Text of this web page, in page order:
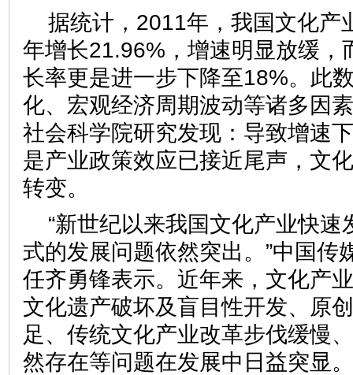
据统计，2011年，我国文化产
年增长21.96%，增速明显放缓，
长率更是进一步下降至18%。此
化、宏观经济周期波动等诸多因
社会科学院研究发现：导致增速
是产业政策效应已接近尾声，文
转变。
“新世纪以来我国文化产业快
式的发展问题依然突出。”中国传
任齐勇锋表示。近年来，文化产
文化遗产破坏及盲目性开发、原
足、传统文化产业改革步伐缓慢
然存在等问题在发展中日益突显